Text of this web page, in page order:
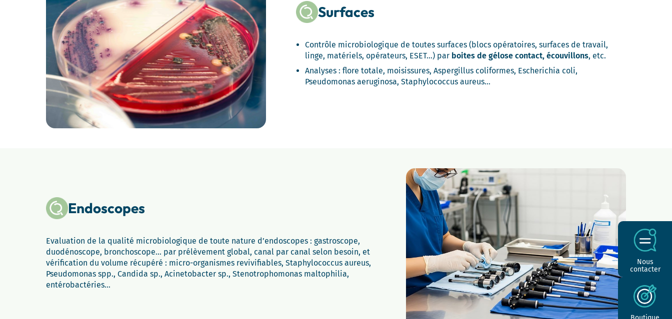
Surfaces
Contrôle microbiologique de toutes surfaces (blocs opératoires, surfaces de travail,
linge, matériels, opérateurs, ESET…) par boites de gélose contact, écouvillons, etc.
Analyses : flore totale, moisissures, Aspergillus coliformes, Escherichia coli,
Pseudomonas aeruginosa, Staphylococcus aureus…
Endoscopes
Evaluation de la qualité microbiologique de toute nature d’endoscopes : gastroscope,
duodénoscope, bronchoscope… par prélèvement global, canal par canal selon besoin, et
vérification du volume récupéré : micro-organismes revivifiables, Staphylococcus aureus,
Pseudomonas spp., Candida sp., Acinetobacter sp., Stenotrophomonas maltophilia,
entérobactéries…
Nous
contacter